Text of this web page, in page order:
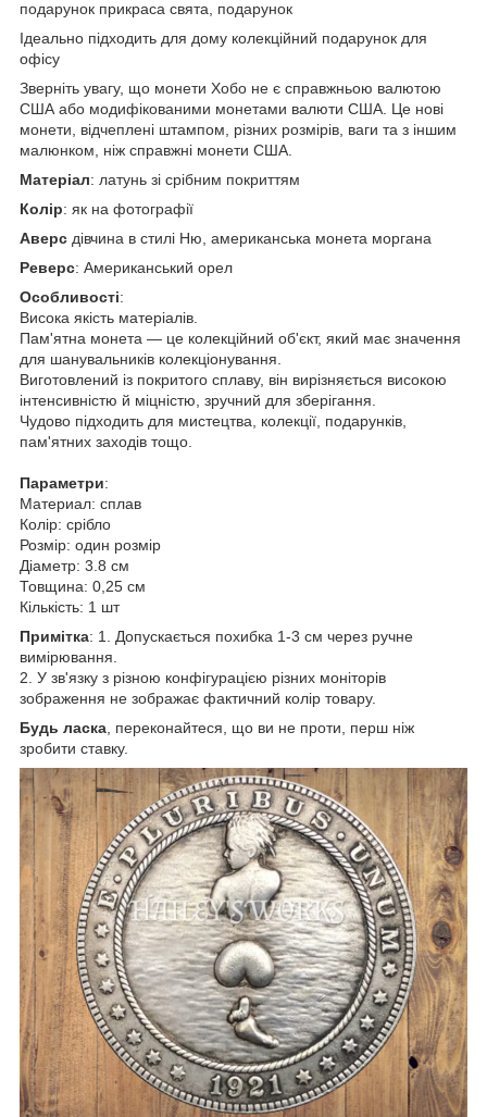
подарунок прикраса свята, подарунок
Ідеально підходить для дому колекційний подарунок для
офісу
Зверніть увагу, що монети Хобо не є справжньою валютою
США або модифікованими монетами валюти США. Це нові
монети, відчеплені штампом, різних розмірів, ваги та з іншим
малюнком, ніж справжні монети США.
Матеріал: латунь зі срібним покриттям
Колір: як на фотографії
Аверс дівчина в стилі Ню, американська монета моргана
Реверс: Американський орел
Особливості:
Висока якість матеріалів.
Пам'ятна монета — це колекційний об'єкт, який має значення
для шанувальників колекціонування.
Виготовлений із покритого сплаву, він вирізняється високою
інтенсивністю й міцністю, зручний для зберігання.
Чудово підходить для мистецтва, колекції, подарунків,
пам'ятних заходів тощо.
Параметри:
Материал: сплав
Колір: срібло
Розмір: один розмір
Діаметр: 3.8 см
Товщина: 0,25 см
Кількість: 1 шт
Примітка: 1. Допускається похибка 1-3 см через ручне
вимірювання.
2. У зв'язку з різною конфігурацією різних моніторів
зображення не зображає фактичний колір товару.
Будь ласка , переконайтеся, що ви не проти, перш ніж
зробити ставку.